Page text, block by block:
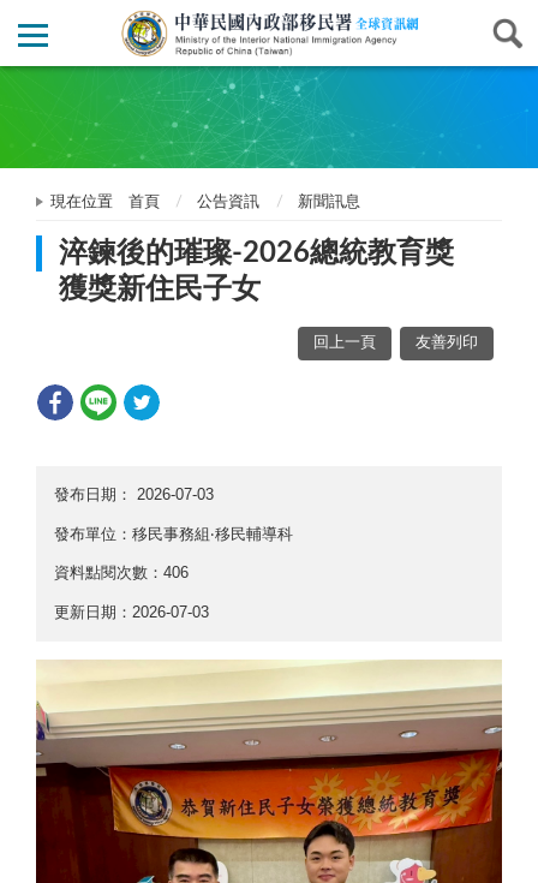
現在位置 首頁 公告資訊 新聞訊息
淬鍊後的璀璨-2026總統教育獎
獲獎新住民子女
回上一頁 友善列印
發布日期： 2026-07-03
發布單位：移民事務組‧移民輔導科
資料點閱次數：406
更新日期：2026-07-03